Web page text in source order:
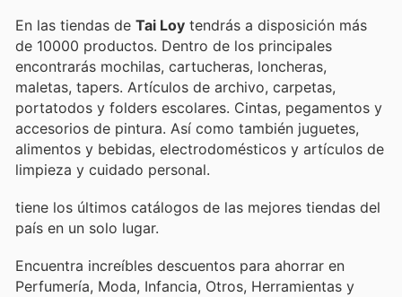
En las tiendas de Tai Loy tendrás a disposición más
de 10000 productos. Dentro de los principales
encontrarás mochilas, cartucheras, loncheras,
maletas, tapers. Artículos de archivo, carpetas,
portatodos y folders escolares. Cintas, pegamentos y
accesorios de pintura. Así como también juguetes,
alimentos y bebidas, electrodomésticos y artículos de
limpieza y cuidado personal.
tiene los últimos catálogos de las mejores tiendas del
país en un solo lugar.
Encuentra increíbles descuentos para ahorrar en
Perfumería, Moda, Infancia, Otros, Herramientas y